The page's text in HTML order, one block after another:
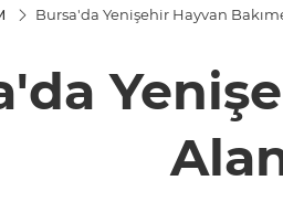
Bursa'da Yenişehir Hayvan